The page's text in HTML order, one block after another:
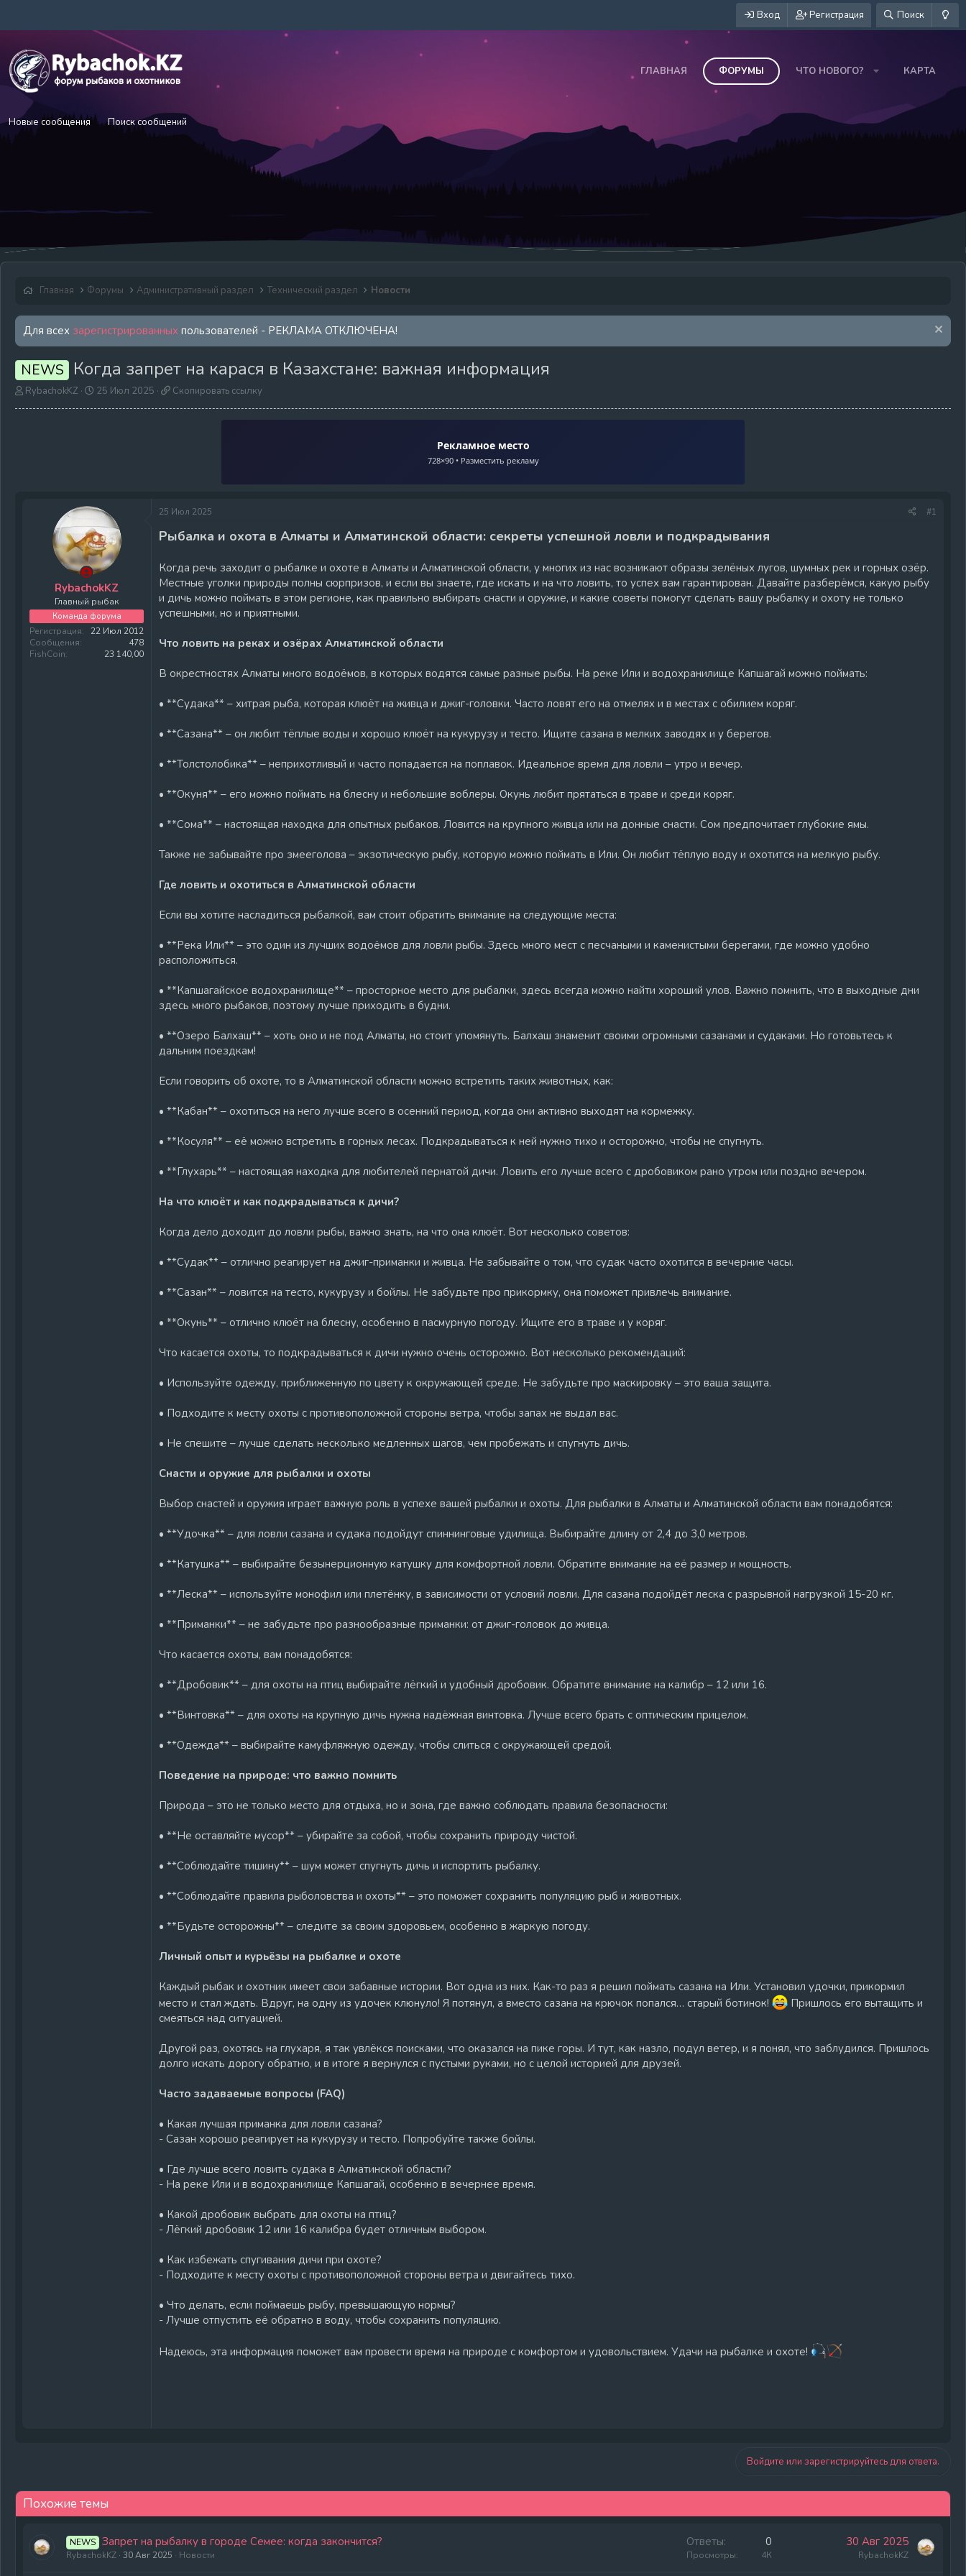
Вход Регистрация Поиск
ГЛАВНАЯ ФОРУМЫ ЧТО НОВОГО? КАРТА
Новые сообщения Поиск сообщений
Главная Форумы Административный раздел Технический раздел Новости
Для всех зарегистрированных пользователей - РЕКЛАМА ОТКЛЮЧЕНА!
NEWS Когда запрет на карася в Казахстане: важная информация
А
RybachokKZ
Д
а
25 Июл 2025
С
т
с
л
к
у
Скопировать ссылку
Рекламное место
728×90 • Разместить рекламу
RybachokKZ
Главный рыбак
Команда форума
Регистрация
22 Июл 2012
Сообщения
478
FishCoin
23 140,00
25 Июл 2025 #1
Рыбалка и охота в Алматы и Алматинской области: секреты успешной ловли и подкрадывания
Когда речь заходит о рыбалке и охоте в Алматы и Алматинской области, у многих из нас возникают образы зелёных лугов, шумных рек и горных озёр.
Местные уголки природы полны сюрпризов, и если вы знаете, где искать и на что ловить, то успех вам гарантирован. Давайте разберёмся, какую рыбу
и дичь можно поймать в этом регионе, как правильно выбирать снасти и оружие, и какие советы помогут сделать вашу рыбалку и охоту не только
успешными, но и приятными.
Что ловить на реках и озёрах Алматинской области
В окрестностях Алматы много водоёмов, в которых водятся самые разные рыбы. На реке Или и водохранилище Капшагай можно поймать:
• **Судака** – хитрая рыба, которая клюёт на живца и джиг-головки. Часто ловят его на отмелях и в местах с обилием коряг.
• **Сазана** – он любит тёплые воды и хорошо клюёт на кукурузу и тесто. Ищите сазана в мелких заводях и у берегов.
• **Толстолобика** – неприхотливый и часто попадается на поплавок. Идеальное время для ловли – утро и вечер.
• **Окуня** – его можно поймать на блесну и небольшие воблеры. Окунь любит прятаться в траве и среди коряг.
• **Сома** – настоящая находка для опытных рыбаков. Ловится на крупного живца или на донные снасти. Сом предпочитает глубокие ямы.
Также не забывайте про змееголова – экзотическую рыбу, которую можно поймать в Или. Он любит тёплую воду и охотится на мелкую рыбу.
Где ловить и охотиться в Алматинской области
Если вы хотите насладиться рыбалкой, вам стоит обратить внимание на следующие места:
• **Река Или** – это один из лучших водоёмов для ловли рыбы. Здесь много мест с песчаными и каменистыми берегами, где можно удобно
расположиться.
• **Капшагайское водохранилище** – просторное место для рыбалки, здесь всегда можно найти хороший улов. Важно помнить, что в выходные дни
здесь много рыбаков, поэтому лучше приходить в будни.
• **Озеро Балхаш** – хоть оно и не под Алматы, но стоит упомянуть. Балхаш знаменит своими огромными сазанами и судаками. Но готовьтесь к
дальним поездкам!
Если говорить об охоте, то в Алматинской области можно встретить таких животных, как:
• **Кабан** – охотиться на него лучше всего в осенний период, когда они активно выходят на кормежку.
• **Косуля** – её можно встретить в горных лесах. Подкрадываться к ней нужно тихо и осторожно, чтобы не спугнуть.
• **Глухарь** – настоящая находка для любителей пернатой дичи. Ловить его лучше всего с дробовиком рано утром или поздно вечером.
На что клюёт и как подкрадываться к дичи?
Когда дело доходит до ловли рыбы, важно знать, на что она клюёт. Вот несколько советов:
• **Судак** – отлично реагирует на джиг-приманки и живца. Не забывайте о том, что судак часто охотится в вечерние часы.
• **Сазан** – ловится на тесто, кукурузу и бойлы. Не забудьте про прикормку, она поможет привлечь внимание.
• **Окунь** – отлично клюёт на блесну, особенно в пасмурную погоду. Ищите его в траве и у коряг.
Что касается охоты, то подкрадываться к дичи нужно очень осторожно. Вот несколько рекомендаций:
• Используйте одежду, приближенную по цвету к окружающей среде. Не забудьте про маскировку – это ваша защита.
• Подходите к месту охоты с противоположной стороны ветра, чтобы запах не выдал вас.
• Не спешите – лучше сделать несколько медленных шагов, чем пробежать и спугнуть дичь.
Снасти и оружие для рыбалки и охоты
Выбор снастей и оружия играет важную роль в успехе вашей рыбалки и охоты. Для рыбалки в Алматы и Алматинской области вам понадобятся:
• **Удочка** – для ловли сазана и судака подойдут спиннинговые удилища. Выбирайте длину от 2,4 до 3,0 метров.
• **Катушка** – выбирайте безынерционную катушку для комфортной ловли. Обратите внимание на её размер и мощность.
• **Леска** – используйте монофил или плетёнку, в зависимости от условий ловли. Для сазана подойдёт леска с разрывной нагрузкой 15-20 кг.
• **Приманки** – не забудьте про разнообразные приманки: от джиг-головок до живца.
Что касается охоты, вам понадобятся:
• **Дробовик** – для охоты на птиц выбирайте лёгкий и удобный дробовик. Обратите внимание на калибр – 12 или 16.
• **Винтовка** – для охоты на крупную дичь нужна надёжная винтовка. Лучше всего брать с оптическим прицелом.
• **Одежда** – выбирайте камуфляжную одежду, чтобы слиться с окружающей средой.
Поведение на природе: что важно помнить
Природа – это не только место для отдыха, но и зона, где важно соблюдать правила безопасности:
• **Не оставляйте мусор** – убирайте за собой, чтобы сохранить природу чистой.
• **Соблюдайте тишину** – шум может спугнуть дичь и испортить рыбалку.
• **Соблюдайте правила рыболовства и охоты** – это поможет сохранить популяцию рыб и животных.
• **Будьте осторожны** – следите за своим здоровьем, особенно в жаркую погоду.
Личный опыт и курьёзы на рыбалке и охоте
Каждый рыбак и охотник имеет свои забавные истории. Вот одна из них. Как-то раз я решил поймать сазана на Или. Установил удочки, прикормил
место и стал ждать. Вдруг, на одну из удочек клюнуло! Я потянул, а вместо сазана на крючок попался… старый ботинок!
Пришлось его вытащить и
смеяться над ситуацией.
Другой раз, охотясь на глухаря, я так увлёкся поисками, что оказался на пике горы. И тут, как назло, подул ветер, и я понял, что заблудился. Пришлось
долго искать дорогу обратно, и в итоге я вернулся с пустыми руками, но с целой историей для друзей.
Часто задаваемые вопросы (FAQ)
• Какая лучшая приманка для ловли сазана?
- Сазан хорошо реагирует на кукурузу и тесто. Попробуйте также бойлы.
• Где лучше всего ловить судака в Алматинской области?
- На реке Или и в водохранилище Капшагай, особенно в вечернее время.
• Какой дробовик выбрать для охоты на птиц?
- Лёгкий дробовик 12 или 16 калибра будет отличным выбором.
• Как избежать спугивания дичи при охоте?
- Подходите к месту охоты с противоположной стороны ветра и двигайтесь тихо.
• Что делать, если поймаешь рыбу, превышающую нормы?
- Лучше отпустить её обратно в воду, чтобы сохранить популяцию.
Надеюсь, эта информация поможет вам провести время на природе с комфортом и удовольствием. Удачи на рыбалке и охоте!
Войдите или зарегистрируйтесь для ответа.
Похожие темы
NEWS Запрет на рыбалку в городе Семее: когда закончится?
RybachokKZ 30 Авг 2025 Новости
Ответы 0
Просмотры 4К
30 Авг 2025
RybachokKZ